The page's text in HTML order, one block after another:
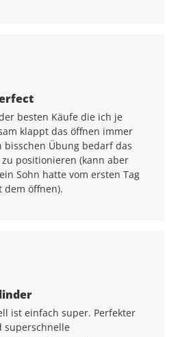
von 5 von 5 Sternen
besten Käufe die ich je
klappt das öffnen immer
bisschen Übung bedarf das
positionieren (kann aber
Sohn hatte vom ersten Tag
dem öffnen).
von 5 von 5 Sternen
ist einfach super. Perfekter
superschnelle